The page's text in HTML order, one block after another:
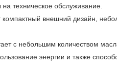
техническое обслуживание.
компактный внешний дизайн,
с небольшим количеством
энергии и также